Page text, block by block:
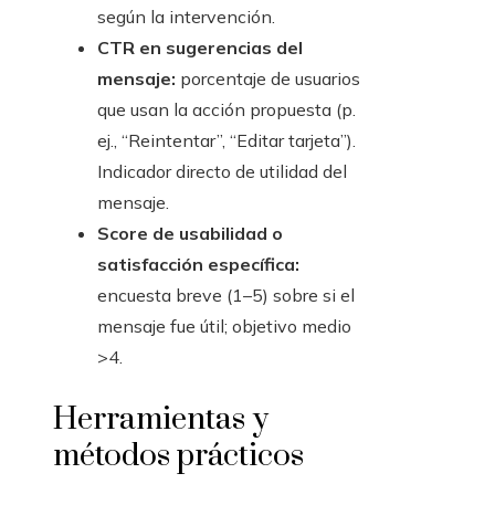
según la intervención.
CTR en sugerencias del
mensaje: porcentaje de usuarios
que usan la acción propuesta (p.
ej., “Reintentar”, “Editar tarjeta”).
Indicador directo de utilidad del
mensaje.
Score de usabilidad o
satisfacción específica:
encuesta breve (1–5) sobre si el
mensaje fue útil; objetivo medio
>4.
Herramientas y
métodos prácticos